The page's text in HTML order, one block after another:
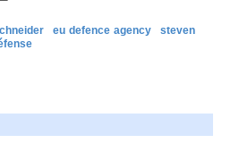
eu defence agency
steven